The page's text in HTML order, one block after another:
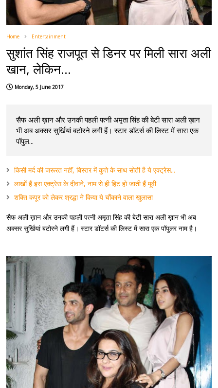
Home Entertainment
सुशांत सिंह राजपूत से डिनर पर मिली सारा अली
खान, लेकिन...
Monday, 5 June 2017
सैफ अली ख़ान और उनकी पहली पत्नी अमृता सिंह की बेटी सारा अली ख़ान
भी अब अक्सर सुर्खियां बटोरने लगी हैं। स्टार डॉटर्स की लिस्ट में सारा एक
पॉपुल...
किसी मर्द की जरूरत नहीं, बिस्तर में कुत्ते के साथ सोती है ये एक्ट्रेस...
लाखों हैं इस एक्ट्रेस के दीवाने, नाम से ही हिट हो जाती हैं मूवी
शक्ति कपूर को लेकर श्रद्धा ने किया ये चौंकाने वाला खुलासा
सैफ अली ख़ान और उनकी पहली पत्नी अमृता सिंह की बेटी सारा अली ख़ान भी अब
अक्सर सुर्खियां बटोरने लगी हैं। स्टार डॉटर्स की लिस्ट में सारा एक पॉपुलर नाम है।